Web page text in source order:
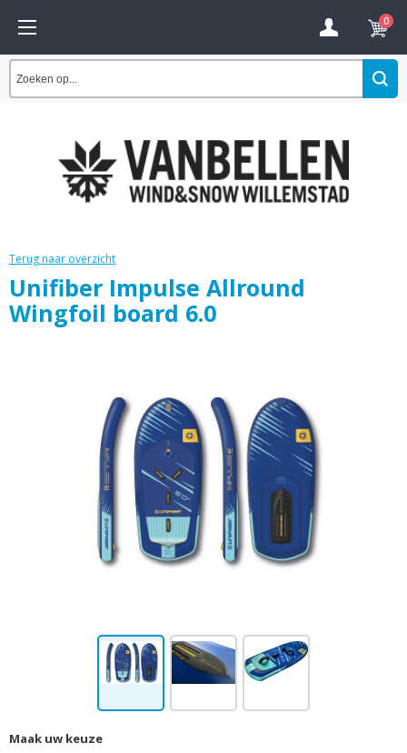
0
Terug naar overzicht
Unifiber Impulse Allround
Wingfoil board 6.0
Maak uw keuze